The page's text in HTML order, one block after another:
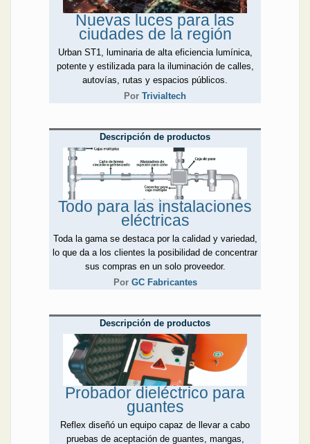
Nuevas luces para las
ciudades de la región
Urban ST1, luminaria de alta eficiencia lumínica,
potente y estilizada para la iluminación de calles,
autovías, rutas y espacios públicos.
Por Trivialtech
Descripción de productos
Todo para las instalaciones
eléctricas
Toda la gama se destaca por la calidad y variedad,
lo que da a los clientes la posibilidad de concentrar
sus compras en un solo proveedor.
Por GC Fabricantes
Descripción de productos
Probador dieléctrico para
guantes
Reflex diseñó un equipo capaz de llevar a cabo
pruebas de aceptación de guantes, mangas,